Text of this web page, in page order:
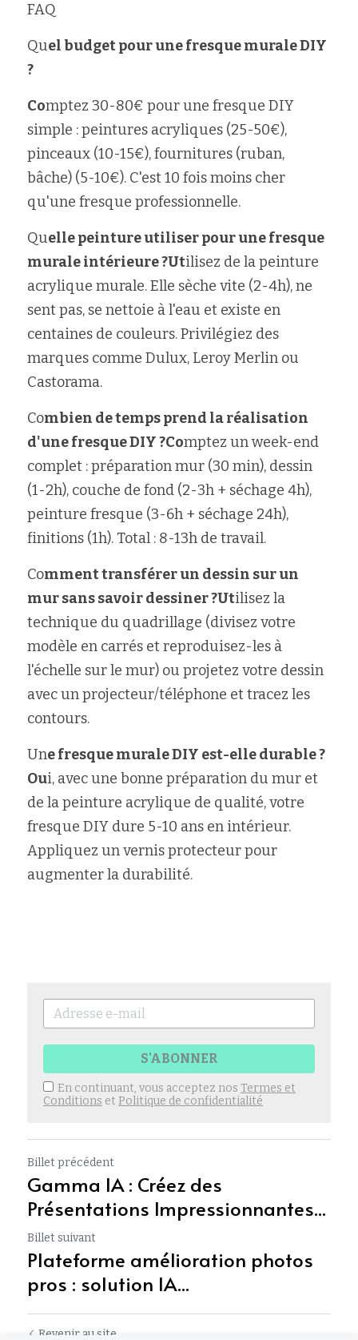
FAQ
Quel budget pour une fresque murale DIY
?
Comptez 30-80€ pour une fresque DIY
simple : peintures acryliques (25-50€),
pinceaux (10-15€), fournitures (ruban,
bâche) (5-10€). C'est 10 fois moins cher
qu'une fresque professionnelle.
Quelle peinture utiliser pour une fresque
murale intérieure ?Utilisez de la peinture
acrylique murale. Elle sèche vite (2-4h), ne
sent pas, se nettoie à l'eau et existe en
centaines de couleurs. Privilégiez des
marques comme Dulux, Leroy Merlin ou
Castorama.
Combien de temps prend la réalisation
d'une fresque DIY ?Comptez un week-end
complet : préparation mur (30 min), dessin
(1-2h), couche de fond (2-3h + séchage 4h),
peinture fresque (3-6h + séchage 24h),
finitions (1h). Total : 8-13h de travail.
Comment transférer un dessin sur un
mur sans savoir dessiner ?Utilisez la
technique du quadrillage (divisez votre
modèle en carrés et reproduisez-les à
l'échelle sur le mur) ou projetez votre dessin
avec un projecteur/téléphone et tracez les
contours.
Une fresque murale DIY est-elle durable ?
Oui, avec une bonne préparation du mur et
de la peinture acrylique de qualité, votre
fresque DIY dure 5-10 ans en intérieur.
Appliquez un vernis protecteur pour
augmenter la durabilité.
S'ABONNER
En continuant, vous acceptez nos Termes et
Conditions et Politique de confidentialité
Billet précédent
Gamma IA : Créez des
Présentations Impressionnantes...
Billet suivant
Plateforme amélioration photos
pros : solution IA...
Revenir au site